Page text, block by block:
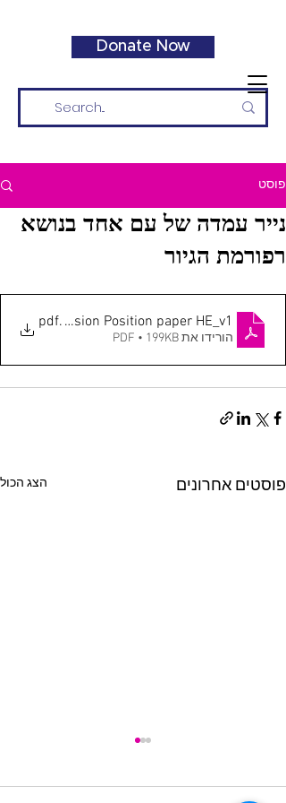
Donate Now
פוסט
נייר עמדה של עם אחד בנושא
רפורמת הגיור
Conversion Position paper HE_v1
.pdf
הורידו את PDF • 199KB
פוסטים אחרונים הצג הכול